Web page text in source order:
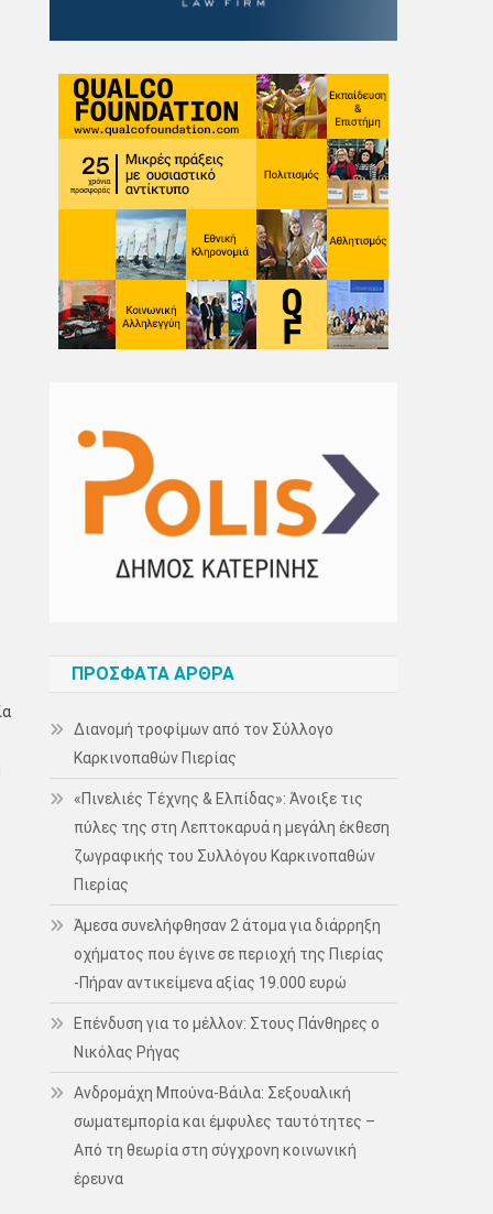
ΠΡΌΣΦΑΤΑ ΆΡΘΡΑ
Διανομή τροφίμων από τον Σύλλογο
Καρκινοπαθών Πιερίας
«Πινελιές Τέχνης & Ελπίδας»: Άνοιξε τις
πύλες της στη Λεπτοκαρυά η μεγάλη έκθεση
ζωγραφικής του Συλλόγου Καρκινοπαθών
Πιερίας
Άμεσα συνελήφθησαν 2 άτομα για διάρρηξη
οχήματος που έγινε σε περιοχή της Πιερίας
-Πήραν αντικείμενα αξίας 19.000 ευρώ
Επένδυση για το μέλλον: Στους Πάνθηρες ο
Νικόλας Ρήγας
Ανδρομάχη Μπούνα-Βάιλα: Σεξουαλική
σωματεμπορία και έμφυλες ταυτότητες –
Από τη θεωρία στη σύγχρονη κοινωνική
έρευνα